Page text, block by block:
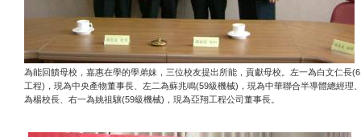
為能回饋母校，嘉惠在學的學弟妹，三位校友提出所能，貢獻母校。左一為白文仁長
工程) ，現為中央產物董事長、左二為蘇兆鳴(59級機械) ，現為中華聯合半導體總經理
為楊校長、右一為姚祖驤(59級機械) ，現為亞翔工程公司董事長。